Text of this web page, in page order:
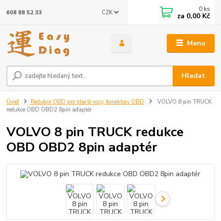
Menu
CZK
Hledat
608 88 52 33 0 ks
za 0,00 Kč
Úvod Redukce OBD pro starší vozy, konektory OBD
VOLVO 8 pin TRUCK
redukce OBD OBD2 8pin adaptér
VOLVO 8 pin TRUCK redukce
OBD OBD2 8pin adaptér